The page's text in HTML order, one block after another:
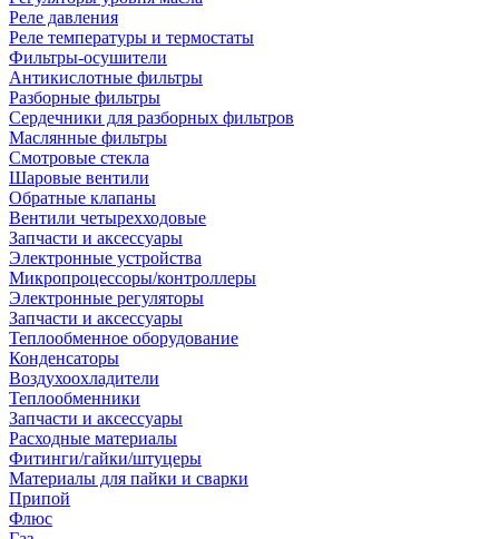
Реле давления
Реле температуры и термостаты
Фильтры-осушители
Антикислотные фильтры
Разборные фильтры
Сердечники для разборных фильтров
Маслянные фильтры
Смотровые стекла
Шаровые вентили
Обратные клапаны
Вентили четырехходовые
Запчасти и аксессуары
Электронные устройства
Микропроцессоры/контроллеры
Электронные регуляторы
Запчасти и аксессуары
Теплообменное оборудование
Конденсаторы
Воздухоохладители
Теплообменники
Запчасти и аксессуары
Расходные материалы
Фитинги/гайки/штуцеры
Материалы для пайки и сварки
Припой
Флюс